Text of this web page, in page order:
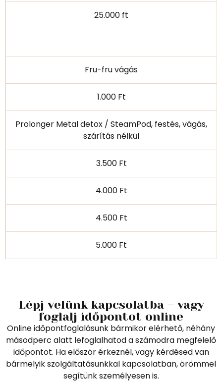
25.000 ft
Fru-fru vágás
1.000 Ft
Prolonger Metal detox / SteamPod, festés, vágás,
szárítás nélkül
3.500 Ft
4.000 Ft
4.500 Ft
5.000 Ft
Lépj velünk kapcsolatba – vagy
foglalj időpontot online
Online időpontfoglalásunk bármikor elérhető, néhány
másodperc alatt lefoglalhatod a számodra megfelelő
időpontot. Ha először érkeznél, vagy kérdésed van
bármelyik szolgáltatásunkkal kapcsolatban, örömmel
segítünk személyesen is.